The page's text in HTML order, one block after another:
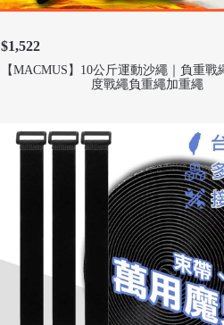
【MACMUS】10公斤運動沙繩｜負重戰
度戰繩負重繩加重繩
$1,522